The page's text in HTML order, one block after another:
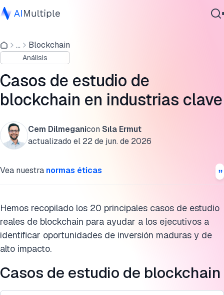
IA agencial
Ciberseguridad
Datos
Software empresarial
Servicios
... Blockchain
Análisis
Casos de estudio de
blockchain en industrias clave
Cem Dilmeganicon Sıla Ermut
actualizado el 22 de jun. de 2026
Vea nuestra normas éticas
Hemos recopilado los 20 principales casos de estudio
reales de blockchain para ayudar a los ejecutivos a
identificar oportunidades de inversión maduras y de
alto impacto.
Casos de estudio de blockchain
Casos de estudio de atención médica
Casos de estudio de servicios financieros
Casos de estudio de adquisiciones
Casos de estudio de energía
Casos de estudio legales
Preguntas frecuentes
Cita esta investigación